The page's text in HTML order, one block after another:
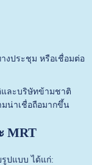
งประชุม หรือเชื่อมต่อ
ละบริษัทข้ามชาติ
น่าเชื่อถือมากขึ้น
MRT
ปแบบ ได้แก่: